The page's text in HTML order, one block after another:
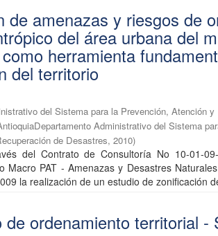
de amenazas y riesgos de
del área urbana del
herramienta
del territorio
del Sistema para la Prevención, Atención y
Administrativo del Sistema
de Desastres, 2010)
del Contrato de Consultoría No 10-01-
Macro PAT - Amenazas y Desastres
la realización de un estudio de zonificación
de ordenamiento territorial -